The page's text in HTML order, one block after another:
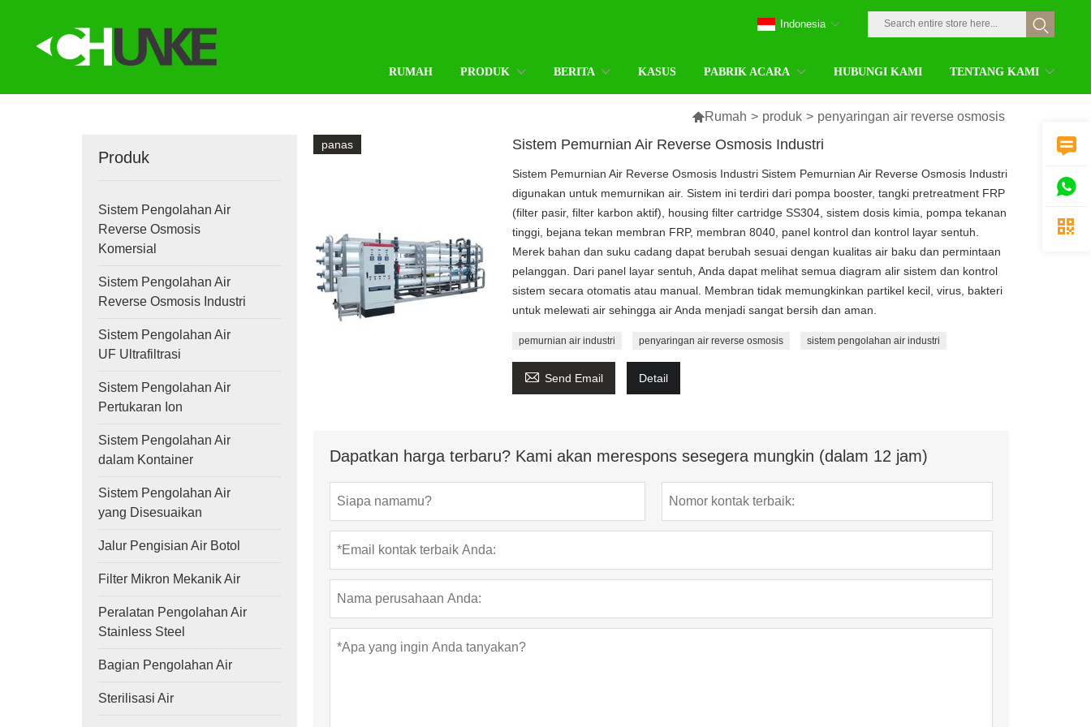
RUMAH PRODUK BERITA KASUS PABRIK ACARA HUBUNGI KAMI TENTANG KAMI
Indonesia
Rumah > produk > penyaringan air reverse osmosis
Produk
Sistem Pengolahan Air
Reverse Osmosis
Komersial
Sistem Pengolahan Air
Reverse Osmosis Industri
Sistem Pengolahan Air
UF Ultrafiltrasi
Sistem Pengolahan Air
Pertukaran Ion
Sistem Pengolahan Air
dalam Kontainer
Sistem Pengolahan Air
yang Disesuaikan
Jalur Pengisian Air Botol
Filter Mikron Mekanik Air
Peralatan Pengolahan Air
Stainless Steel
Bagian Pengolahan Air
Sterilisasi Air
panas Sistem Pemurnian Air Reverse Osmosis Industri
Sistem Pemurnian Air Reverse Osmosis Industri Sistem Pemurnian Air Reverse Osmosis Industri
digunakan untuk memurnikan air. Sistem ini terdiri dari pompa booster, tangki pretreatment FRP
(filter pasir, filter karbon aktif), housing filter cartridge SS304, sistem dosis kimia, pompa tekanan
tinggi, bejana tekan membran FRP, membran 8040, panel kontrol dan kontrol layar sentuh.
Merek bahan dan suku cadang dapat berubah sesuai dengan kualitas air baku dan permintaan
pelanggan. Dari panel layar sentuh, Anda dapat melihat semua diagram alir sistem dan kontrol
sistem secara otomatis atau manual. Membran tidak memungkinkan partikel kecil, virus, bakteri
untuk melewati air sehingga air Anda menjadi sangat bersih dan aman.
pemurnian air industri penyaringan air reverse osmosis sistem pengolahan air industri
 Send Email Detail
Dapatkan harga terbaru? Kami akan merespons sesegera mungkin (dalam 12 jam)


